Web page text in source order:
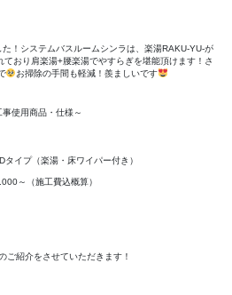
！システムバスルームシンラは、楽湯RAKU-YU-が
ており肩楽湯+腰楽湯でやすらぎを堪能頂けます！さ
お掃除の手間も軽減！羨ましいです
事使用商品・仕様～
イプ（楽湯・床ワイパー付き）
～（施工費込概算）
ご紹介をさせていただきます！